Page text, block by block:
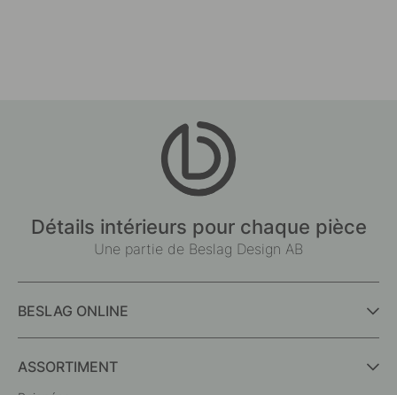
Détails intérieurs pour chaque pièce
Une partie de Beslag Design AB
BESLAG ONLINE
ASSORTIMENT